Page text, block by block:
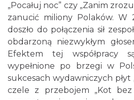
Cieszyn
0.05 km
„Pocałuj noc” czy „Zanim
zanucić miliony Polaków. W
doszło do połączenia sił
obdarzoną niezwykłym
Efektem tej współpracy
wypełnione po brzegi w
sukcesach wydawniczych płyt
czele z przebojem „Kot bez